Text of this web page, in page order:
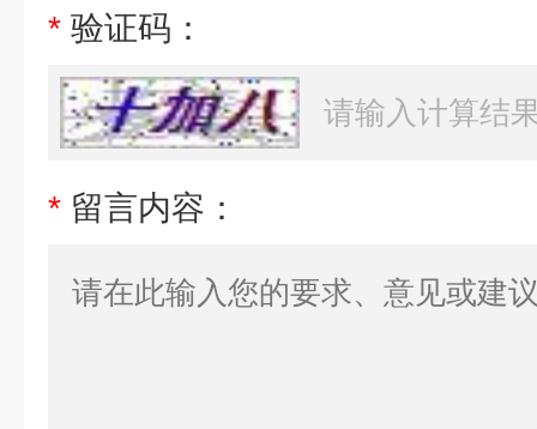
* 验证码：
* 留言内容：